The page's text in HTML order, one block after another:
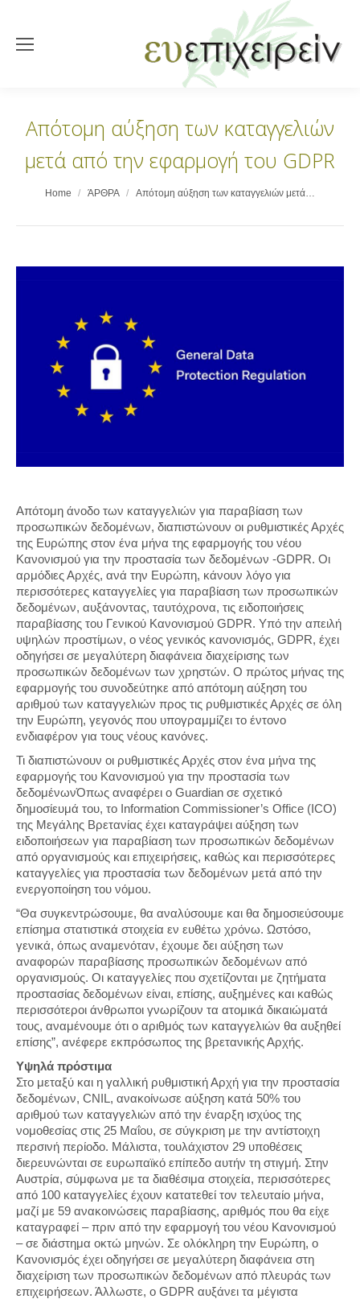
Απότομη αύξηση των καταγγελιών
μετά από την εφαρμογή του GDPR
You are here:
Home ΆΡΘΡΑ Απότομη αύξηση των καταγγελιών μετά…
Απότομη άνοδο των καταγγελιών για παραβίαση των
προσωπικών δεδομένων, διαπιστώνουν οι ρυθμιστικές Αρχές
της Ευρώπης στον ένα μήνα της εφαρμογής του νέου
Κανονισμού για την προστασία των δεδομένων -GDPR. Οι
αρμόδιες Αρχές, ανά την Ευρώπη, κάνουν λόγο για
περισσότερες καταγγελίες για παραβίαση των προσωπικών
δεδομένων, αυξάνοντας, ταυτόχρονα, τις ειδοποιήσεις
παραβίασης του Γενικού Κανονισμού GDPR. Υπό την απειλή
υψηλών προστίμων, ο νέος γενικός κανονισμός, GDPR, έχει
οδηγήσει σε μεγαλύτερη διαφάνεια διαχείρισης των
προσωπικών δεδομένων των χρηστών. Ο πρώτος μήνας της
εφαρμογής του συνοδεύτηκε από απότομη αύξηση του
αριθμού των καταγγελιών προς τις ρυθμιστικές Αρχές σε όλη
την Ευρώπη, γεγονός που υπογραμμίζει το έντονο
ενδιαφέρον για τους νέους κανόνες.
Τι διαπιστώνουν οι ρυθμιστικές Αρχές στον ένα μήνα της
εφαρμογής του Κανονισμού για την προστασία των
δεδομένωνΌπως αναφέρει ο Guardian σε σχετικό
δημοσίευμά του, το Information Commissioner’s Office (ICO)
της Μεγάλης Βρετανίας έχει καταγράψει αύξηση των
ειδοποιήσεων για παραβίαση των προσωπικών δεδομένων
από οργανισμούς και επιχειρήσεις, καθώς και περισσότερες
καταγγελίες για προστασία των δεδομένων μετά από την
ενεργοποίηση του νόμου.
“Θα συγκεντρώσουμε, θα αναλύσουμε και θα δημοσιεύσουμε
επίσημα στατιστικά στοιχεία εν ευθέτω χρόνω. Ωστόσο,
γενικά, όπως αναμενόταν, έχουμε δει αύξηση των
αναφορών παραβίασης προσωπικών δεδομένων από
οργανισμούς. Οι καταγγελίες που σχετίζονται με ζητήματα
προστασίας δεδομένων είναι, επίσης, αυξημένες και καθώς
περισσότεροι άνθρωποι γνωρίζουν τα ατομικά δικαιώματά
τους, αναμένουμε ότι ο αριθμός των καταγγελιών θα αυξηθεί
επίσης”, ανέφερε εκπρόσωπος της βρετανικής Αρχής.
Υψηλά πρόστιμα
Στο μεταξύ και η γαλλική ρυθμιστική Αρχή για την προστασία
δεδομένων, CNIL, ανακοίνωσε αύξηση κατά 50% του
αριθμού των καταγγελιών από την έναρξη ισχύος της
νομοθεσίας στις 25 Μαΐου, σε σύγκριση με την αντίστοιχη
περσινή περίοδο. Μάλιστα, τουλάχιστον 29 υποθέσεις
διερευνώνται σε ευρωπαϊκό επίπεδο αυτήν τη στιγμή. Στην
Αυστρία, σύμφωνα με τα διαθέσιμα στοιχεία, περισσότερες
από 100 καταγγελίες έχουν κατατεθεί τον τελευταίο μήνα,
μαζί με 59 ανακοινώσεις παραβίασης, αριθμός που θα είχε
καταγραφεί – πριν από την εφαρμογή του νέου Κανονισμού
– σε διάστημα οκτώ μηνών. Σε ολόκληρη την Ευρώπη, ο
Κανονισμός έχει οδηγήσει σε μεγαλύτερη διαφάνεια στη
διαχείριση των προσωπικών δεδομένων από πλευράς των
επιχειρήσεων. Άλλωστε, ο GDPR αυξάνει τα μέγιστα